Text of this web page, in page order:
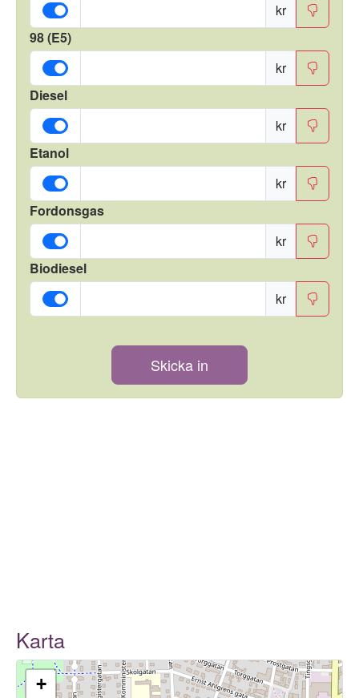
kr
98 (E5)
kr
Diesel
kr
Etanol
kr
Fordonsgas
kr
Biodiesel
kr
Skicka in
Karta
+